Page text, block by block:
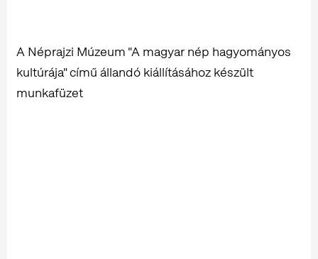
A Néprajzi Múzeum "A magyar nép hagyományos
kultúrája" című állandó kiállításához készült
munkafüzet